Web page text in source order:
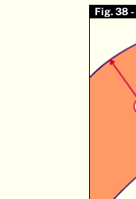
Fig. 38 -